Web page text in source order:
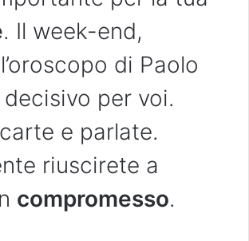
. Il week-end,
di Paolo
decisivo per voi.
e parlate.
riuscirete a
compromesso.